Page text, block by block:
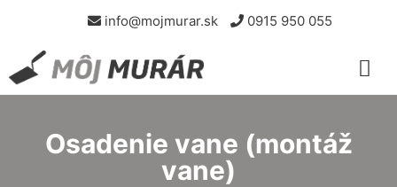
info@mojmurar.sk 0915 950 055
Osadenie vane (montáž
vane)